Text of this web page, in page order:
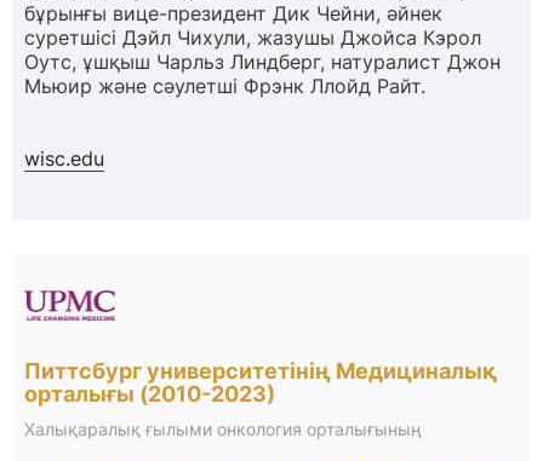
бұрынғы вице-президент Дик Чейни, әйнек
суретшісі Дэйл Чихули, жазушы Джойса Кэрол
Оутс, ұшқыш Чарльз Линдберг, натуралист Джон
Мьюир және сәулетші Фрэнк Ллойд Райт.
wisc.edu
Питтсбург университетінің Медициналық
орталығы (2010-2023)
Халықаралық ғылыми онкология орталығының